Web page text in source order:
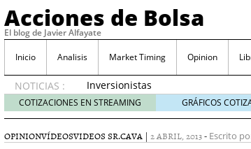
Acciones de Bolsa
El blog de Javier Alfayate
Inicio Analisis Market Timing Opinion
NOTICIAS :
Inversionistas
VIP en
México
creciente
COTIZACIONES EN STREAMING GRÁFICOS
OPINIONVÍDEOSVIDEOS SR.CAVA | 2 ABRIL, 2013- Escrito